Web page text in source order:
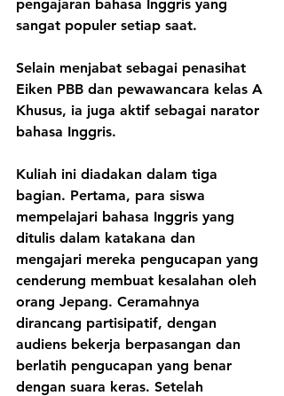
pengajaran bahasa Inggris yang
sangat populer setiap saat.
Selain menjabat sebagai penasihat
Eiken PBB dan pewawancara kelas A
Khusus, ia juga aktif sebagai narator
bahasa Inggris.
Kuliah ini diadakan dalam tiga
bagian. Pertama, para siswa
mempelajari bahasa Inggris yang
ditulis dalam katakana dan
mengajari mereka pengucapan yang
cenderung membuat kesalahan oleh
orang Jepang. Ceramahnya
dirancang partisipatif, dengan
audiens bekerja berpasangan dan
berlatih pengucapan yang benar
dengan suara keras. Setelah